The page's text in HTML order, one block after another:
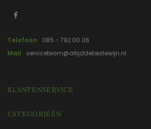
Telefoon
085 - 792 00 06
Mail
serviceteam@altijddebestewijn.nl
KLANTENSERVICE
CATEGORIEËN